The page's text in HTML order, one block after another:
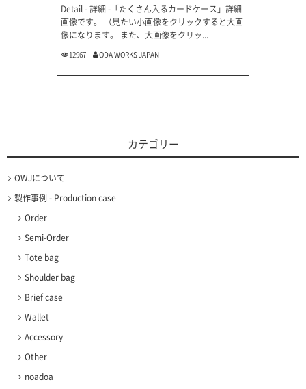
Detail - 詳細 -「たくさん入るカードケース」詳細
画像です。 （見たい小画像をクリックすると大画
像になります。 また、大画像をクリッ...
12967 ODA WORKS JAPAN
カテゴリー
OWJについて
製作事例 - Production case
Order
Semi-Order
Tote bag
Shoulder bag
Brief case
Wallet
Accessory
Other
noadoa